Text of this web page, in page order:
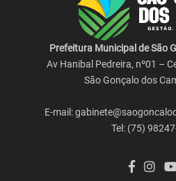
Prefeitura Municipal de São
Av Hanibal Pedreira, nº01 –
São Gonçalo dos
E-mail:
Tel: (75)